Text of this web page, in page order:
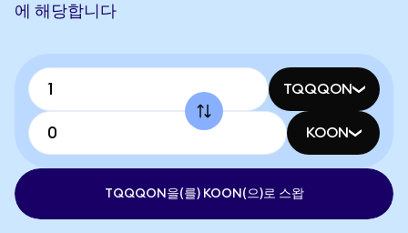
에 해당합니다
TQQQON
KOON
TQQQON을(를) KOON(으)로 스왑